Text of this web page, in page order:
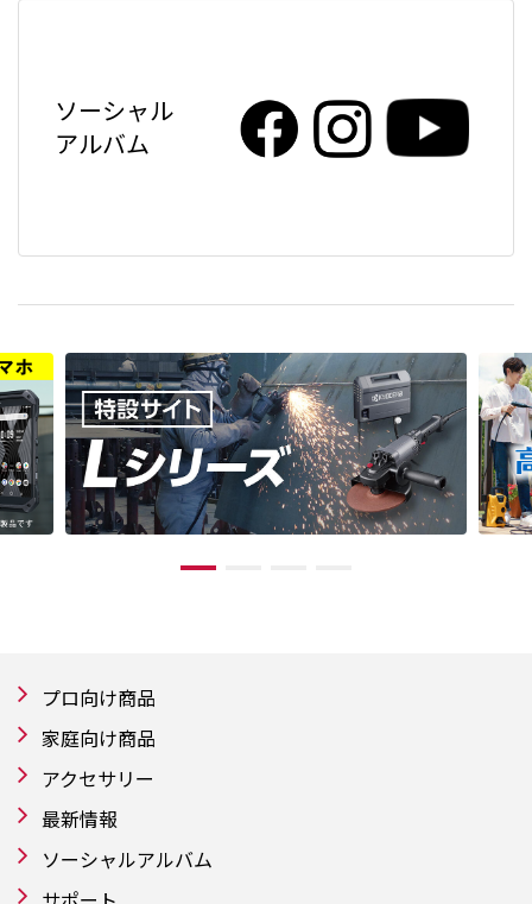
ソーシャル
アルバム
プロ向け商品
家庭向け商品
アクセサリー
最新情報
ソーシャルアルバム